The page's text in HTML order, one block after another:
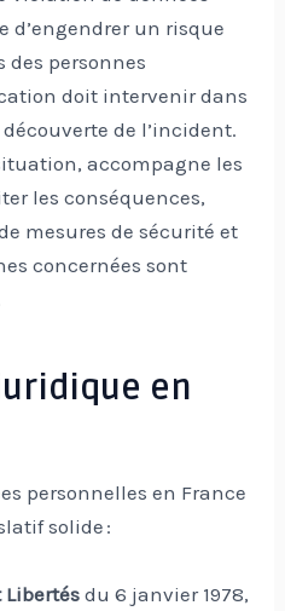
d’engendrer un risque
des personnes
doit intervenir dans
de l’incident.
accompagne les
les conséquences,
mesures de sécurité et
concernées sont
en
personnelles en France
solide :
du 6 janvier 1978,